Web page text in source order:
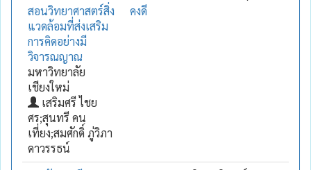
สอนวิทยาศาสตร์สิ่ง
แวดล้อมที่ส่งเสริม
การคิดอย่างมี
วิจารณญาณ
มหาวิทยาลัย
เชียงใหม่
เสริมศรี ไชย
ศร;สุนทรี คน
เที่ยง;สมศักดิ์ ภู่วิภา
ดาวรรธน์
คงดี